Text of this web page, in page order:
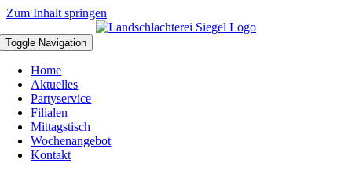
Zum Inhalt springen
Toggle Navigation
Home
Aktuelles
Partyservice
Filialen
Mittagstisch
Wochenangebot
Kontakt